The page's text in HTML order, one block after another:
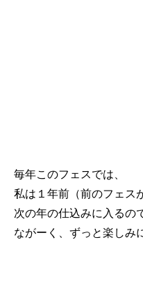
毎年このフェスでは、
私は１年前（前のフェス
次の年の仕込みに入るの
ながーく、ずっと楽しみ